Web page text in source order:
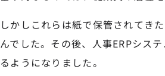
しかしこれらは紙で保管されてき
んでした。その後、人事ERPシス
るようになりました。